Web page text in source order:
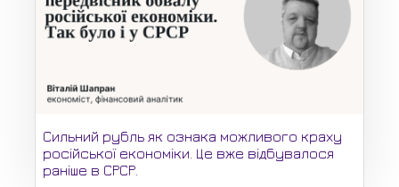
Сильний рубль як ознака можливого краху
російської економіки. Це вже відбувалося
раніше в СРСР.